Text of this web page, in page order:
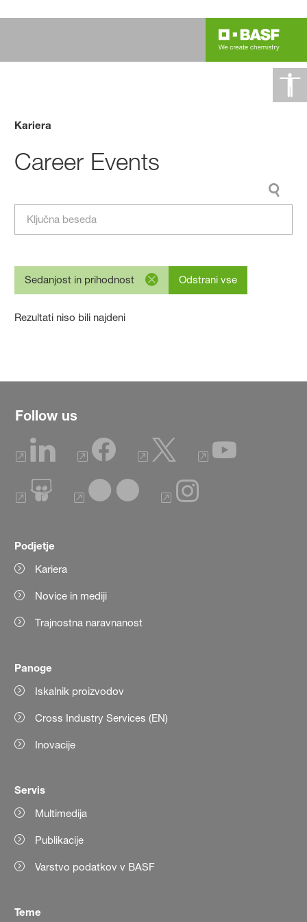
Kariera
Career Events
Sedanjost in prihodnost Odstrani vse
Rezultati niso bili najdeni
Follow us
Podjetje
Kariera
Novice in mediji
Trajnostna naravnanost
Panoge
Iskalnik proizvodov
Cross Industry Services (EN)
Inovacije
Servis
Multimedija
Publikacije
Varstvo podatkov v BASF
Teme